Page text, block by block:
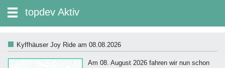
Suche: topdev Aktiv
Kyffhäuser Joy Ride am 08.08.2026
Am 08. August 2026 fahren wir nun schon